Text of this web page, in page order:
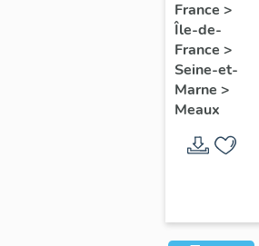
collectif
sur les
cours
communes
du
Faubourg
Saint-
France >
Île-de-
France >
Seine-et-
Marne >
Meaux